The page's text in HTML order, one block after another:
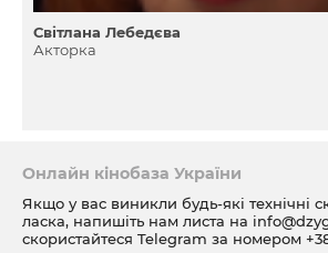
Світлана Лебедєва
Акторка
Онлайн кінобаза України
Якщо у вас виникли будь-які технічні
ласка, напишіть нам листа на
скористайтеся Telegram за номером